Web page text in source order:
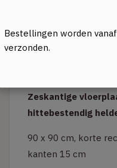
Bestellingen worden
verzonden.
Zeskantige
hittebestendig
90 x 90 cm, korte
kanten 15 cm